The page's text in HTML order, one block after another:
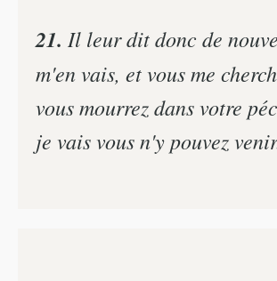
21. Il leur dit donc de
m'en vais, et vous me
vous mourrez dans votre
je vais vous n'y pouvez